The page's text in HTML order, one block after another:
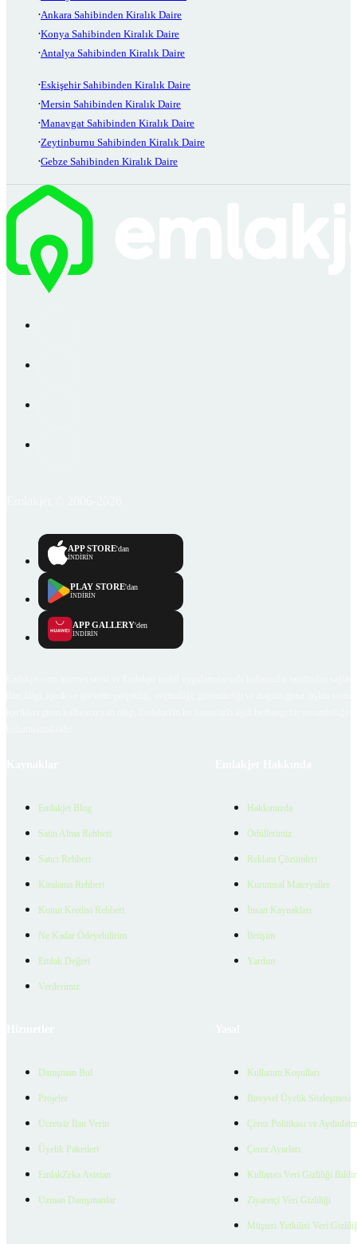
Ankara Sahibinden Kiralık Daire
Konya Sahibinden Kiralık Daire
Antalya Sahibinden Kiralık Daire
Eskişehir Sahibinden Kiralık Daire
Mersin Sahibinden Kiralık Daire
Manavgat Sahibinden Kiralık Daire
Zeytinburnu Sahibinden Kiralık Daire
Gebze Sahibinden Kiralık Daire
APP STORE'dan
İNDİRİN
PLAY STORE'dan
İNDİRİN
APP GALLERY'den
İNDİRİN
Emlakjet Blog
Satın Alma Rehberi
Satıcı Rehberi
Kiralama Rehberi
Konut Kredisi Rehberi
Ne Kadar Ödeyebilirim
Emlak Değeri
Verilerimiz
Hakkımızda
Ödüllerimiz
Reklam Çözümleri
Kurumsal Materyaller
İnsan Kaynakları
İletişim
Yardım
Danışman Bul
Projeler
Ücretsiz İlan Verin
Üyelik Paketleri
EmlakZeka Asistan
Uzman Danışmanlar
Kullanım Koşulları
Bireysel Üyelik Sözleşmesi
Çerez Politikası ve
Çerez Ayarları
Kullanıcı Veri Gizliliği
Ziyaretçi Veri Gizliliği
Müşteri Yetkilisi Veri